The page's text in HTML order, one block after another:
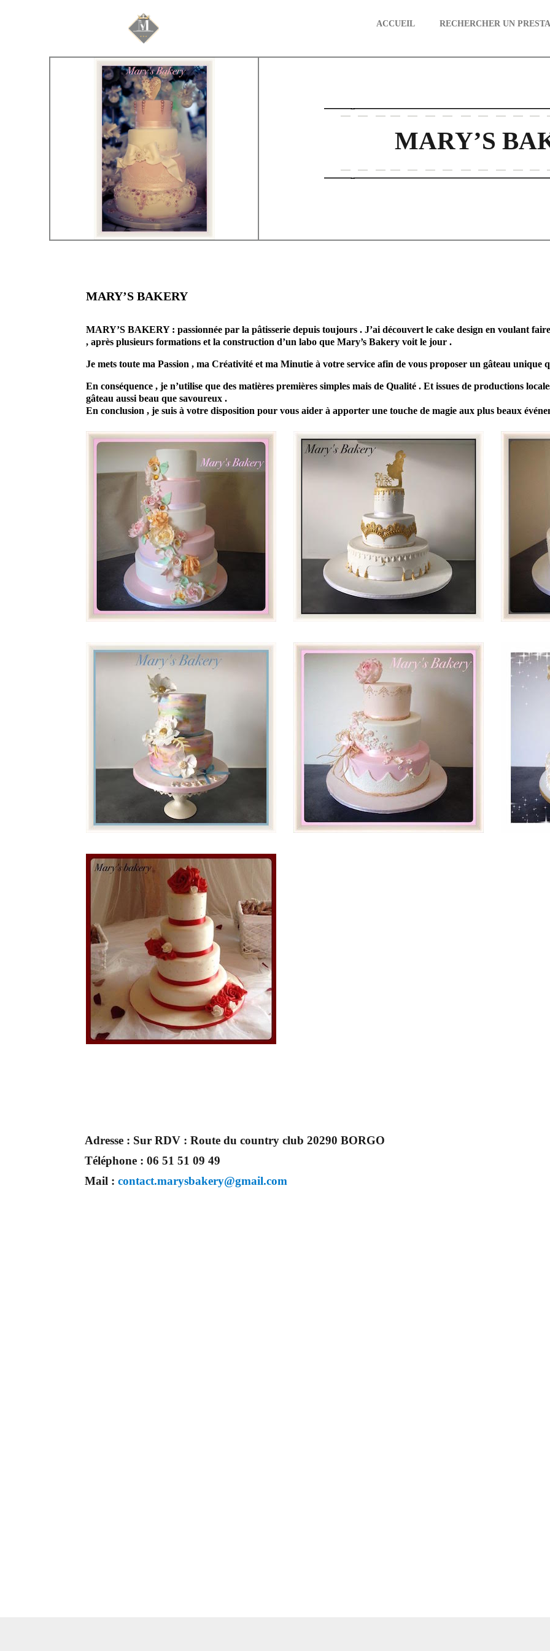
Mariage & Savoir faire
ACCUEIL RECHERCHER UN
MARY’S
MARY’S BAKERY
MARY’S BAKERY : passionnée par la pâtisserie depuis toujours . J’ai découvert le cake design en voulant
, après plusieurs formations et la construction d’unlabo que Mary’s Bakery voit le jour .
Je mets toute ma Passion , ma Créativité et ma Minutie à votre service afin de vous proposer un gâteau unique
En conséquence , je n’utilise que des matières premières simples mais de Qualité . Et issues de productions
gâteau aussi beau que savoureux .
En conclusion , je suis à votre disposition pour vous aider à apporter une touche de magie aux plus beaux
Adresse : Sur RDV : Route du country club 20290 BORGO
Téléphone :06 51 51 09 49
Mail :contact.marysbakery@gmail.com